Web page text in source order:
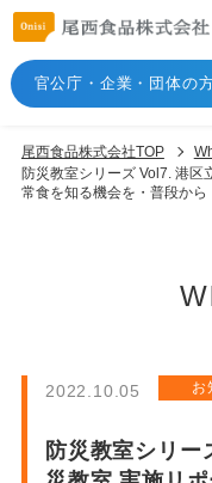
官公庁・企業・団体の
尾西食品株式会社TOP
防災教室シリーズ Vol7. 港区
常食を知る機会を・普段か
2022.10.05 お
防災教室シリ